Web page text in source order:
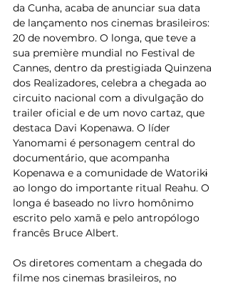
da Cunha, acaba de anunciar sua data
de lançamento nos cinemas brasileiros:
20 de novembro. O longa, que teve a
sua première mundial no Festival de
Cannes, dentro da prestigiada Quinzena
dos Realizadores, celebra a chegada ao
circuito nacional com a divulgação do
trailer oficial e de um novo cartaz, que
destaca Davi Kopenawa. O líder
Yanomami é personagem central do
documentário, que acompanha
Kopenawa e a comunidade de Watorikɨ
ao longo do importante ritual Reahu. O
longa é baseado no livro homônimo
escrito pelo xamã e pelo antropólogo
francês Bruce Albert.
Os diretores comentam a chegada do
filme nos cinemas brasileiros, no